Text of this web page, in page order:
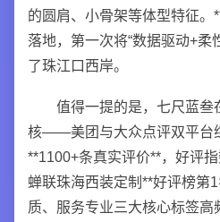
的圆肩、小骨架等体型特征。
落地，第一次将“数据驱动+柔
了珠江口西岸。
值得一提的是，七尺蓝叁
核——美团与大众点评双平台
**1100+条真实评价**，好评
蝉联珠海西装定制**好评榜第
质、服务专业三大核心标签高